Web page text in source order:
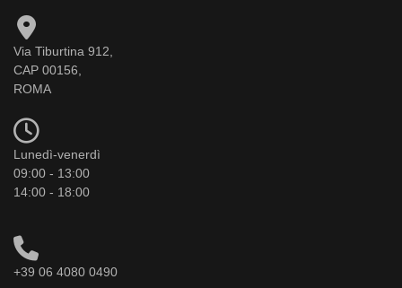
Via Tiburtina 912,
CAP 00156,
ROMA
Lunedì-venerdì
09:00 - 13:00
14:00 - 18:00
+39 06 4080 0490